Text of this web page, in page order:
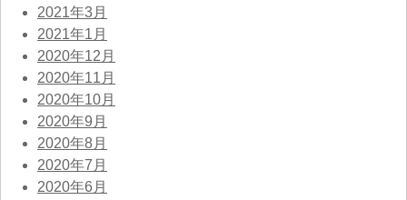
2021年3月
2021年1月
2020年12月
2020年11月
2020年10月
2020年9月
2020年8月
2020年7月
2020年6月